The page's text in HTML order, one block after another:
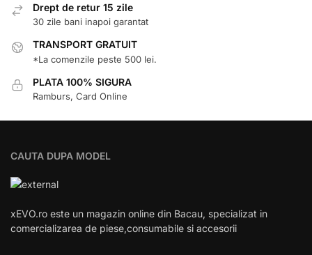
Drept de retur 15 zile
30 zile bani inapoi garantat
TRANSPORT GRATUIT
*La comenzile peste 500 lei.
PLATA 100% SIGURA
Ramburs, Card Online
CAUTA DUPA MODEL
xEVO.ro este un magazin online din Bacau, specializat in
comercializarea de piese,consumabile si accesorii